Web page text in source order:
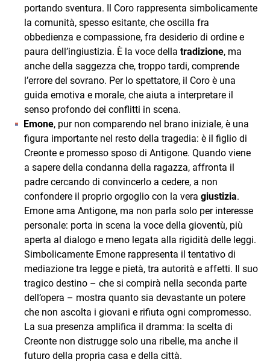
portando sventura. Il Coro rappresenta simbolicamente
la comunità, spesso esitante, che oscilla fra
obbedienza e compassione, fra desiderio di ordine e
paura dell’ingiustizia. È la voce della tradizione, ma
anche della saggezza che, troppo tardi, comprende
l’errore del sovrano. Per lo spettatore, il Coro è una
guida emotiva e morale, che aiuta a interpretare il
senso profondo dei conflitti in scena.
Emone, pur non comparendo nel brano iniziale, è una
figura importante nel resto della tragedia: è il figlio di
Creonte e promesso sposo di Antigone. Quando viene
a sapere della condanna della ragazza, affronta il
padre cercando di convincerlo a cedere, a non
confondere il proprio orgoglio con la vera giustizia.
Emone ama Antigone, ma non parla solo per interesse
personale: porta in scena la voce della gioventù, più
aperta al dialogo e meno legata alla rigidità delle leggi.
Simbolicamente Emone rappresenta il tentativo di
mediazione tra legge e pietà, tra autorità e affetti. Il suo
tragico destino – che si compirà nella seconda parte
dell’opera – mostra quanto sia devastante un potere
che non ascolta i giovani e rifiuta ogni compromesso.
La sua presenza amplifica il dramma: la scelta di
Creonte non distrugge solo una ribelle, ma anche il
futuro della propria casa e della città.